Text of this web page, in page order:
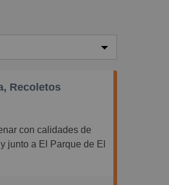
Recoletos
junto a El Parque de El